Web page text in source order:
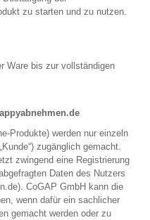
zu starten und zu nutzen.
Ware bis zur vollständigen
Produkte) werden nur einzeln
zugänglich gemacht.
zwingend eine Registrierung
Daten des Nutzers
CoGAP GmbH kann die
wenn dafür ein sachlicher
gemacht werden oder zu